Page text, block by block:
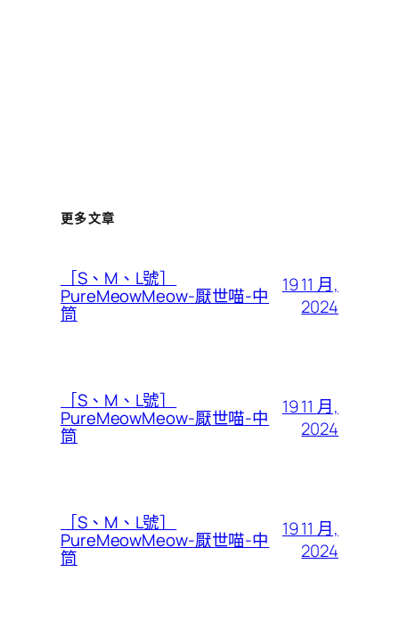
更多文章
［S、M、L號］
PureMeowMeow-厭世喵-中
筒
19 11 月,
2024
［S、M、L號］
PureMeowMeow-厭世喵-中
筒
19 11 月,
2024
［S、M、L號］
PureMeowMeow-厭世喵-中
筒
19 11 月,
2024